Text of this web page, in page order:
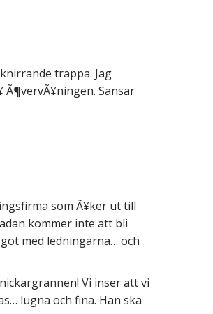
trappa. Jag
Sansar
som Ã¥ker ut till
kommer inte att bli
med ledningarna… och
Vi inser att vi
lugna och fina. Han ska